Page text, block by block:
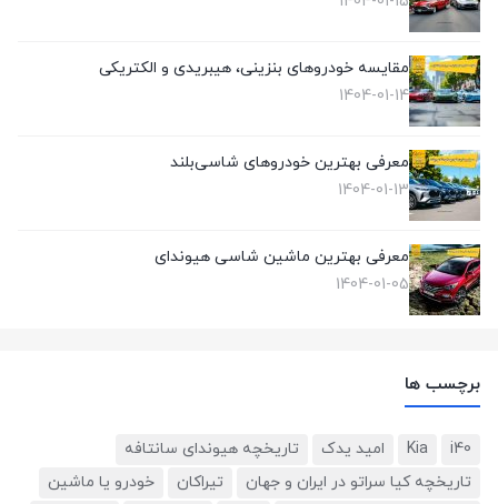
مقایسه خودروهای بنزینی، هیبریدی و الکتریکی
1404-01-14
معرفی بهترین خودروهای شاسی‌بلند
1404-01-13
معرفی بهترین ماشین شاسی هیوندای
1404-01-05
برچسب ها
i40
Kia امید یدک
تاریخچه هیوندای سانتافه
تاریخچه کیا سراتو در ایران و جهان
تیراکان
خودرو یا ماشین